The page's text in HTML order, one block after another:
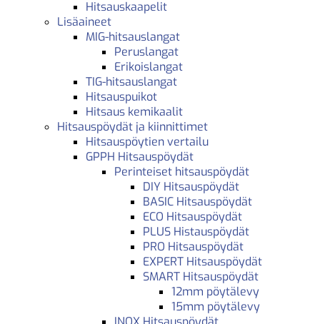
Hitsauskaapelit
Lisäaineet
MIG-hitsauslangat
Peruslangat
Erikoislangat
TIG-hitsauslangat
Hitsauspuikot
Hitsaus kemikaalit
Hitsauspöydät ja kiinnittimet
Hitsauspöytien vertailu
GPPH Hitsauspöydät
Perinteiset hitsauspöydät
DIY Hitsauspöydät
BASIC Hitsauspöydät
ECO Hitsauspöydät
PLUS Histauspöydät
PRO Hitsauspöydät
EXPERT Hitsauspöydät
SMART Hitsauspöydät
12mm pöytälevy
15mm pöytälevy